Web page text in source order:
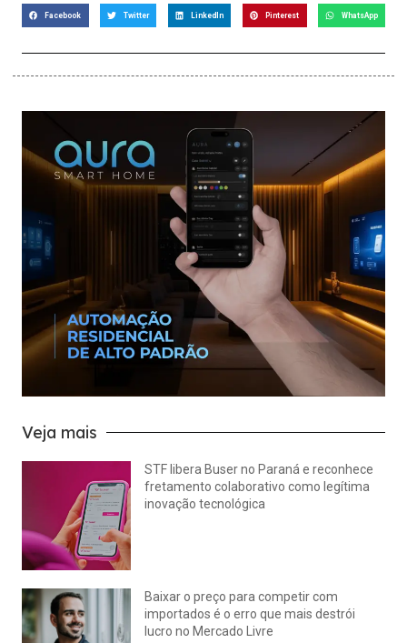
Facebook Twitter LinkedIn Pinterest WhatsApp
Veja mais
STF libera Buser no Paraná e reconhece
fretamento colaborativo como legítima
inovação tecnológica
Baixar o preço para competir com
importados é o erro que mais destrói
lucro no Mercado Livre